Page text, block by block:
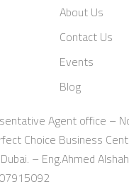
About Us
Contact Us
Events
Blog
Agent office –
Choice Business
Dubai. – Eng.Ahmed